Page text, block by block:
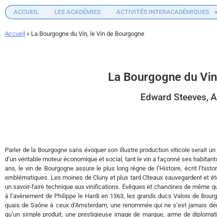
ACCUEIL LES ACADÉMIES ACTIVITÉS INTERACADÉMIQUES
Accueil » La Bourgogne du Vin, le Vin de Bourgogne
La Bourgogne du
Edward Steeves,
Parler de la Bourgogne sans évoquer son illustre production viticole serait
d’un véritable moteur économique et social, tant le vin a façonné ses
ans, le vin de Bourgogne assure le plus long règne de l’Histoire, écrit
emblématiques. Les moines de Cluny et plus tard Cîteaux sauvegardent et
un savoir-faire technique aux vinifications. Évêques et chanoines de même
à l’avènement de Philippe le Hardi en 1363, les grands ducs Valois de
quais de Saône à ceux d’Amsterdam, une renommée qui ne s’est jamais
qu’un simple produit, une prestigieuse image de marque, arme de